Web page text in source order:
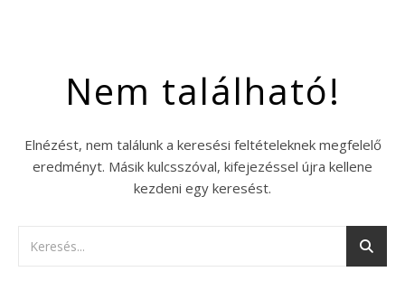
Nem található!
Elnézést, nem találunk a keresési feltételeknek megfelelő
eredményt. Másik kulcsszóval, kifejezéssel újra kellene
kezdeni egy keresést.